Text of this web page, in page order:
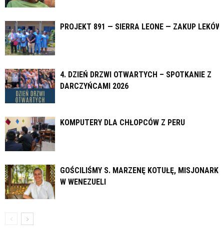
PROJEKT 891 — SIERRA LEONE — ZAKUP LEKÓW
4. DZIEŃ DRZWI OTWARTYCH – SPOTKANIE Z
DARCZYŃCAMI 2026
KOMPUTERY DLA CHŁOPCÓW Z PERU
GOŚCILIŚMY S. MARZENĘ KOTUŁĘ, MISJONARKĘ
W WENEZUELI